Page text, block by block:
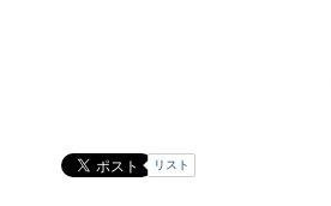
リスト